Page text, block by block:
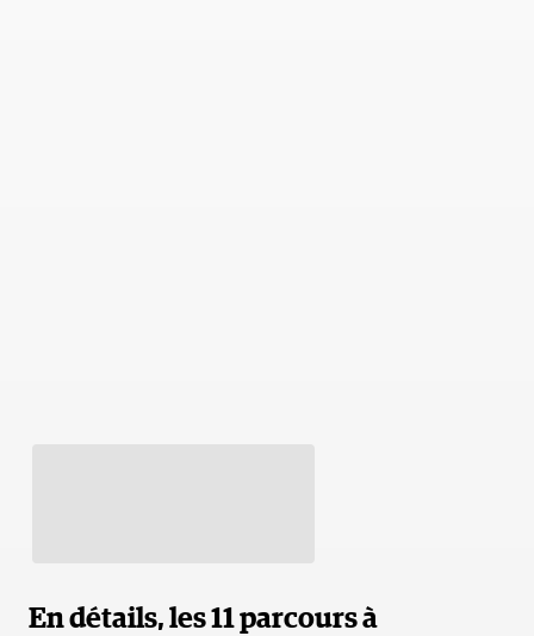
En détails, les 11 parcours à